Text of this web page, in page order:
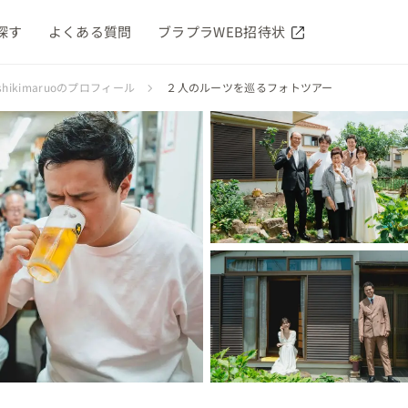
す よくある質問 ブラプラWEB招待状
のプロフィール ２人のルーツを巡るフォトツアー